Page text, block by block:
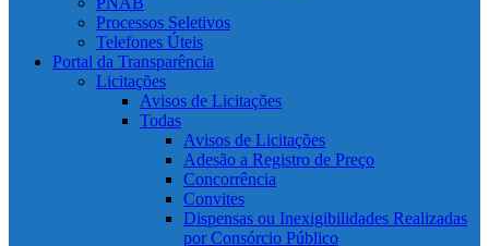
Processos Seletivos
Telefones Úteis
Portal da Transparência
Licitações
Avisos de Licitações
Todas
Avisos de Licitações
Adesão a Registro de Preço
Concorrência
Convites
Dispensas ou Inexigibilidades Realizadas
por Consórcio Público